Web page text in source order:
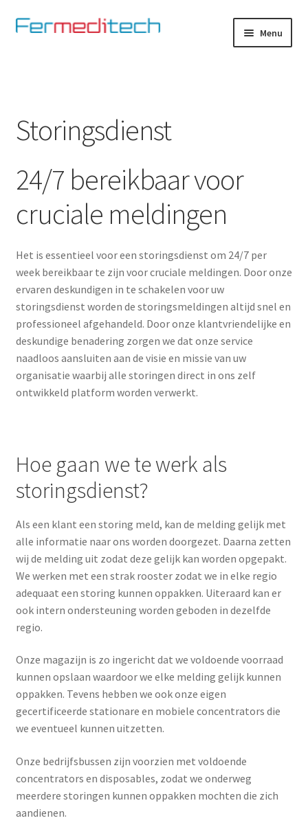
Ga
Ga
Menu
Certificaten
Contact pagina
Elementor #2946
Hartingbank
Klantenportaal
MDR regelgeving
Met zuurstof op vakantie
Ondersteuning
Privacy policy
Sport en welzijn
Storingsdienst
test
Vakantielevering
Verkoop en verhuur
Visualizer Demo Page
Storingsdienst
24/7 bereikbaar voor
cruciale meldingen
Het is essentieel voor een storingsdienst om 24/7 per
week bereikbaar te zijn voor cruciale meldingen. Door onze
ervaren deskundigen in te schakelen voor uw
storingsdienst worden de storingsmeldingen altijd snel en
professioneel afgehandeld. Door onze klantvriendelijke en
deskundige benadering zorgen we dat onze service
naadloos aansluiten aan de visie en missie van uw
organisatie waarbij alle storingen direct in ons zelf
ontwikkeld platform worden verwerkt.
Hoe gaan we te werk als
storingsdienst?
Als een klant een storing meld, kan de melding gelijk met
alle informatie naar ons worden doorgezet. Daarna zetten
wij de melding uit zodat deze gelijk kan worden opgepakt.
We werken met een strak rooster zodat we in elke regio
adequaat een storing kunnen oppakken. Uiteraard kan er
ook intern ondersteuning worden geboden in dezelfde
regio.
Onze magazijn is zo ingericht dat we voldoende voorraad
kunnen opslaan waardoor we elke melding gelijk kunnen
oppakken. Tevens hebben we ook onze eigen
gecertificeerde stationare en mobiele concentrators die
we eventueel kunnen uitzetten.
Onze bedrijfsbussen zijn voorzien met voldoende
concentrators en disposables, zodat we onderweg
meerdere storingen kunnen oppakken mochten die zich
aandienen.